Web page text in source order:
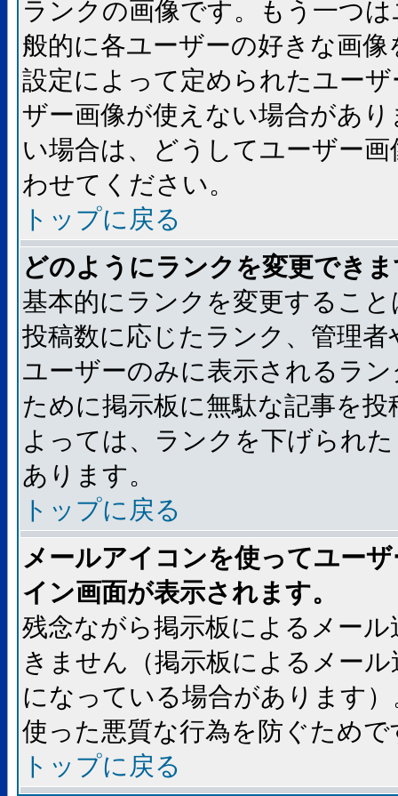
ランクの画像です。もう一つ
般的に各ユーザーの好きな画
設定によって定められたユー
ザー画像が使えない場合があ
い場合は、どうしてユーザー
わせてください。
トップに戻る
どのようにランクを変更でき
基本的にランクを変更するこ
投稿数に応じたランク、管理
ユーザーのみに表示されるラ
ために掲示板に無駄な記事を
よっては、ランクを下げられ
あります。
トップに戻る
メールアイコンを使ってユー
イン画面が表示されます。
残念ながら掲示板によるメー
きません（掲示板によるメー
になっている場合があります
使った悪質な行為を防ぐためで
トップに戻る